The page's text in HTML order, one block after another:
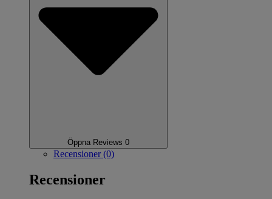
Öppna Reviews 0
Recensioner (0)
Recensioner